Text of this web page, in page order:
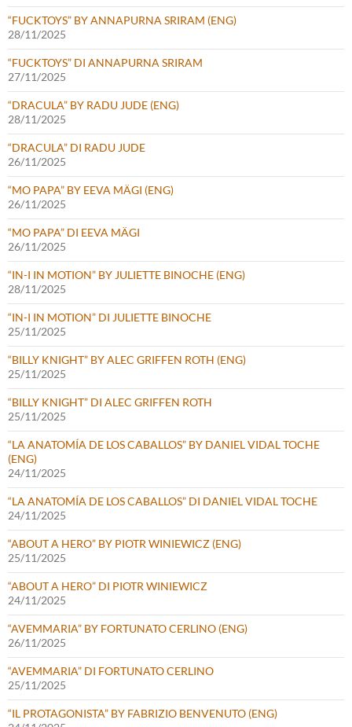
“FUCKTOYS” BY ANNAPURNA SRIRAM (ENG)
28/11/2025
“FUCKTOYS” DI ANNAPURNA SRIRAM
27/11/2025
“DRACULA” BY RADU JUDE (ENG)
28/11/2025
“DRACULA” DI RADU JUDE
26/11/2025
“MO PAPA” BY EEVA MÄGI (ENG)
26/11/2025
“MO PAPA” DI EEVA MÄGI
26/11/2025
“IN-I IN MOTION” BY JULIETTE BINOCHE (ENG)
28/11/2025
“IN-I IN MOTION” DI JULIETTE BINOCHE
25/11/2025
“BILLY KNIGHT” BY ALEC GRIFFEN ROTH (ENG)
25/11/2025
“BILLY KNIGHT” DI ALEC GRIFFEN ROTH
25/11/2025
“LA ANATOMÍA DE LOS CABALLOS” BY DANIEL VIDAL TOCHE
(ENG)
24/11/2025
“LA ANATOMÍA DE LOS CABALLOS” DI DANIEL VIDAL TOCHE
24/11/2025
“ABOUT A HERO” BY PIOTR WINIEWICZ (ENG)
25/11/2025
“ABOUT A HERO” DI PIOTR WINIEWICZ
24/11/2025
“AVEMMARIA” BY FORTUNATO CERLINO (ENG)
26/11/2025
“AVEMMARIA” DI FORTUNATO CERLINO
25/11/2025
“IL PROTAGONISTA” BY FABRIZIO BENVENUTO (ENG)